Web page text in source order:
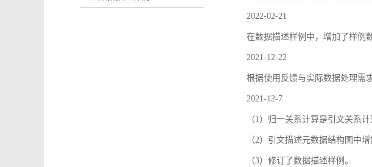
2022-02-21
在数据描述样例中，增加了样例
2021-12-22
根据使用反馈与实际数据处理需
2021-12-7
（1）归一关系计算是引文关系
（2）引文描述元数据结构图中增
（3）修订了数据描述样例。